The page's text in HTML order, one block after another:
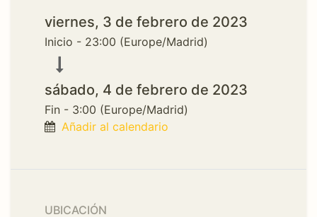
viernes, 3 de febrero de 2023
Inicio - 23:00 (Europe/Madrid)
sábado, 4 de febrero de 2023
Fin - 3:00 (Europe/Madrid)
Añadir al calendario
UBICACIÓN